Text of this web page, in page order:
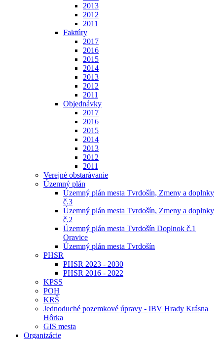
2013
2012
2011
Faktúry
2017
2016
2015
2014
2013
2012
2011
Objednávky
2017
2016
2015
2014
2013
2012
2011
Verejné obstarávanie
Územný plán
Územný plán mesta Tvrdošín, Zmeny a doplnky
č.3
Územný plán mesta Tvrdošín, Zmeny a doplnky
č.2
Územný plán mesta Tvrdošín Doplnok č.1
Oravice
Územný plán mesta Tvrdošín
PHSR
PHSR 2023 - 2030
PHSR 2016 - 2022
KPSS
POH
KRŠ
Jednoduché pozemkové úpravy - IBV Hrady Krásna
Hôrka
GIS mesta
Organizácie